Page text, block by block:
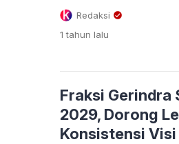
Berencana Kabupaten
disampaikan oleh
dalam sidang
Redaksi
1 tahun lalu
Fraksi Gerindra
2029, Dorong
Konsistensi Visi